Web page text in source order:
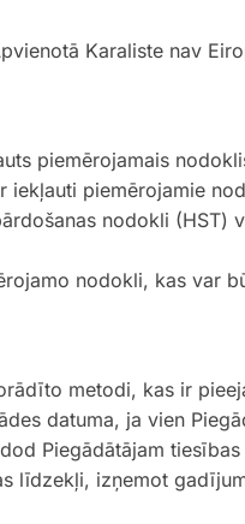
Karaliste nav
piemērojamais
piemērojamie
nodokli (HST)
nodokli, kas var
metodi, kas ir
datuma, ja vien
Piegādātājam
līdzekļi, izņemot